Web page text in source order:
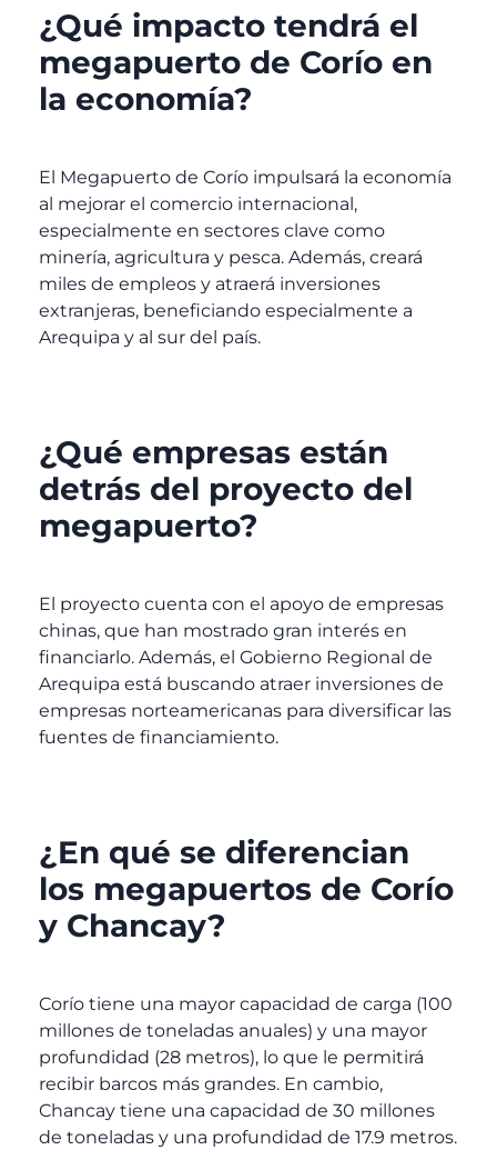
¿Qué impacto tendrá el
megapuerto de Corío en
la economía?
El Megapuerto de Corío impulsará la economía
al mejorar el comercio internacional,
especialmente en sectores clave como
minería, agricultura y pesca. Además, creará
miles de empleos y atraerá inversiones
extranjeras, beneficiando especialmente a
Arequipa y al sur del país.
¿Qué empresas están
detrás del proyecto del
megapuerto?
El proyecto cuenta con el apoyo de empresas
chinas, que han mostrado gran interés en
financiarlo. Además, el Gobierno Regional de
Arequipa está buscando atraer inversiones de
empresas norteamericanas para diversificar las
fuentes de financiamiento.
¿En qué se diferencian
los megapuertos de Corío
y Chancay?
Corío tiene una mayor capacidad de carga (100
millones de toneladas anuales) y una mayor
profundidad (28 metros), lo que le permitirá
recibir barcos más grandes. En cambio,
Chancay tiene una capacidad de 30 millones
de toneladas y una profundidad de 17.9 metros.